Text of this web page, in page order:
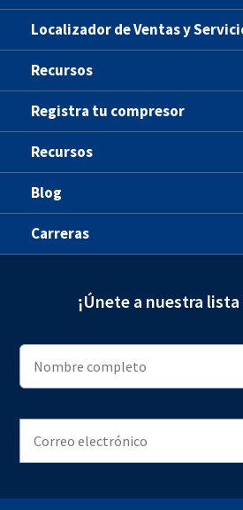
Localizador de Ventas y
Recursos
Registra tu compresor
Recursos
Blog
Carreras
¡Únete a nuestra